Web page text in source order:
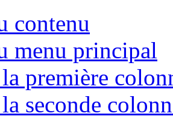
contenu
menu principal
première
seconde